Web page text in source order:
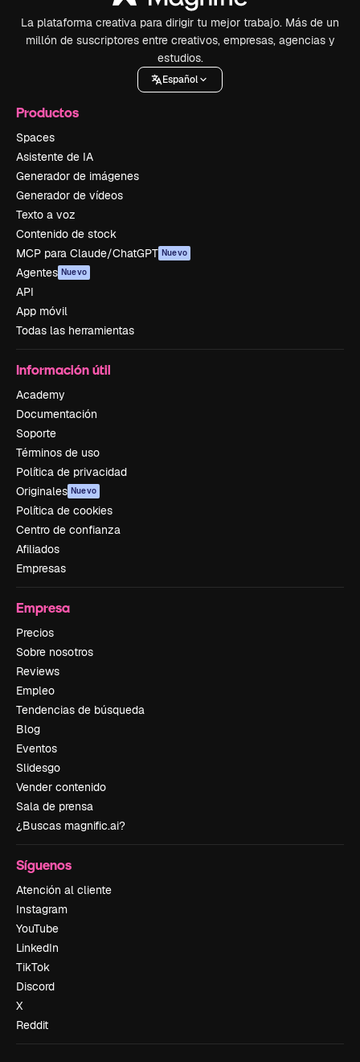
La plataforma creativa para dirigir tu mejor trabajo. Más de un
millón de suscriptores entre creativos, empresas, agencias y
estudios.
Español
Productos
Spaces
Asistente de IA
Generador de imágenes
Generador de vídeos
Texto a voz
Contenido de stock
MCP para Claude/ChatGPT Nuevo
Agentes Nuevo
API
App móvil
Todas las herramientas
Información útil
Academy
Documentación
Soporte
Términos de uso
Política de privacidad
Originales Nuevo
Política de cookies
Centro de confianza
Afiliados
Empresas
Empresa
Precios
Sobre nosotros
Reviews
Empleo
Tendencias de búsqueda
Blog
Eventos
Slidesgo
Vender contenido
Sala de prensa
¿Buscas magnific.ai?
Síguenos
Atención al cliente
Instagram
YouTube
LinkedIn
TikTok
Discord
X
Reddit